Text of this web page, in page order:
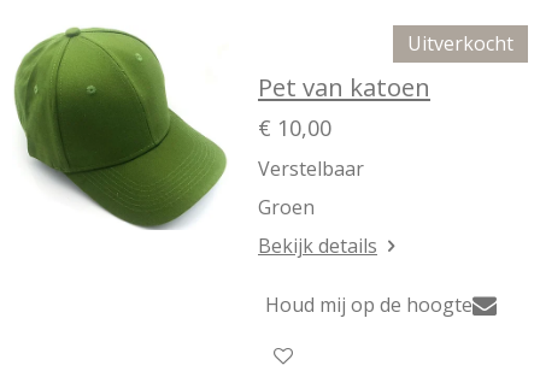
Uitverkocht
Pet van katoen
€ 10,00
Verstelbaar
Groen
Bekijk details
Houd mij op de hoogte